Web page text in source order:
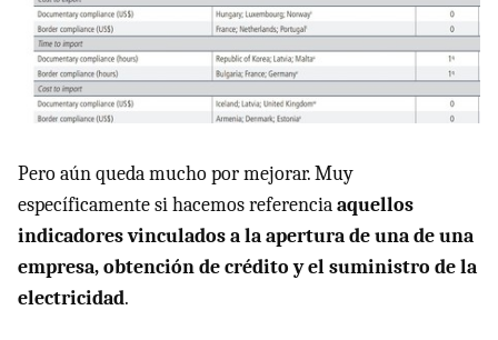
Pero aún queda mucho por mejorar. Muy
específicamente si hacemos referenciaaquellos
indicadores vinculados a la apertura de una de una
empresa, obtención de crédito y el suministro de la
electricidad.